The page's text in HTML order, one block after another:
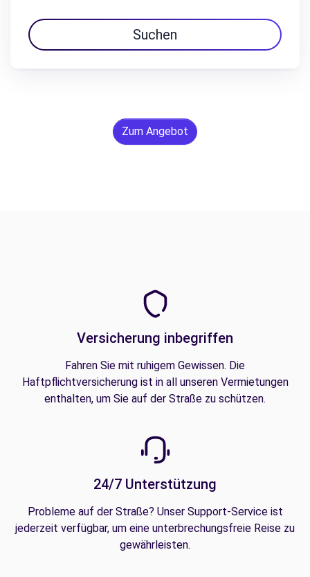
Suchen
Zum Angebot
Versicherung inbegriffen
Fahren Sie mit ruhigem Gewissen. Die
Haftpflichtversicherung ist in all unseren Vermietungen
enthalten, um Sie auf der Straße zu schützen.
24/7 Unterstützung
Probleme auf der Straße? Unser Support-Service ist
jederzeit verfügbar, um eine unterbrechungsfreie Reise zu
gewährleisten.